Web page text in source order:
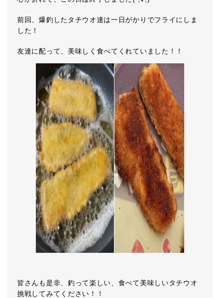
前回、爆釣したタチウオ達は一日がかりでフライにしま
した！
友達に配って、美味しく食べてくれていました！！
皆さんも是非、釣って楽しい、食べて美味しいタチウオ
挑戦してみてください！！